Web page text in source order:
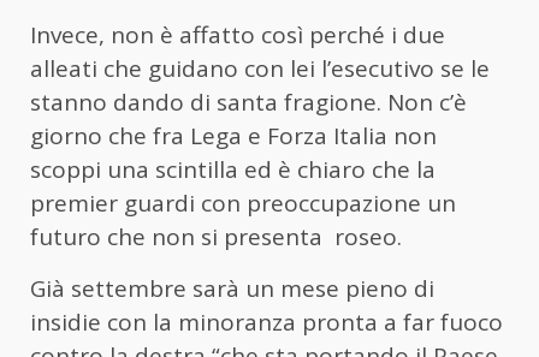
Invece, non è affatto così perché i due
alleati che guidano con lei l’esecutivo se le
stanno dando di santa fragione. Non c’è
giorno che fra Lega e Forza Italia non
scoppi una scintilla ed è chiaro che la
premier guardi con preoccupazione un
futuro che non si presenta roseo.
Già settembre sarà un mese pieno di
insidie con la minoranza pronta a far fuoco